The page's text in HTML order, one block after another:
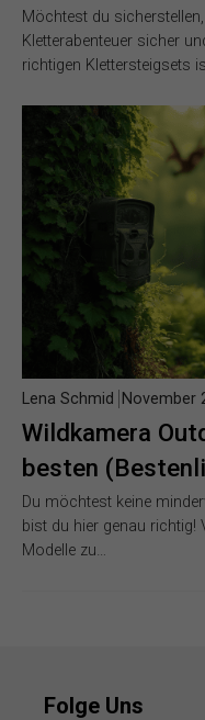
Möchtest du
Kletterabenteuer sicher
richtigen Klettersteigsets
Wildkamera
besten
Lena Schmid November
Du möchtest keine
bist du hier genau richtig!
Modelle zu…
Folge Uns